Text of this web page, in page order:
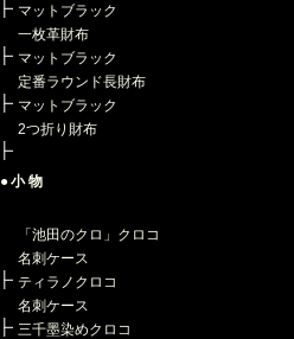
マットブラック
一枚革財布
マットブラック
定番ラウンド長財布
マットブラック
2つ折り財布
●小物
「池田のクロ」クロコ
名刺ケース
ティラノクロコ
名刺ケース
三千墨染めクロコ